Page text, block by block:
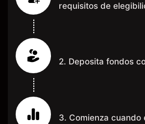
requisitos de
2. Deposita fondos
3. Comienza cuando